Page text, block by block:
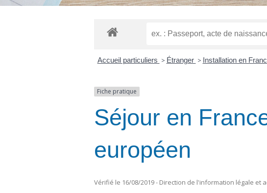
Accueil particuliers > Étranger > Installation en
Fiche pratique
Séjour en
européen
Vérifié le 16/08/2019 - Direction de l'information légale et